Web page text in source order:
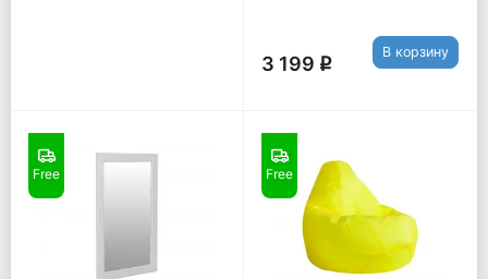
3 199 q
В корзину
Free Free